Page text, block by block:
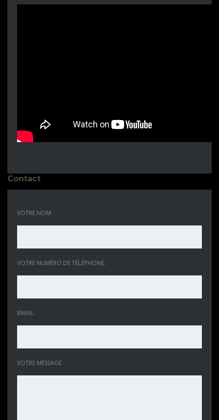
Contact
VOTRE NOM:
VOTRE NUMÉRO DE TÉLÉPHONE:
EMAIL:
VOTRE MESSAGE